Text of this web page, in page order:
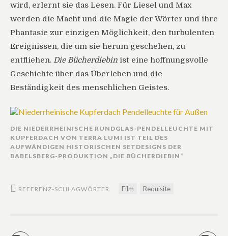
wird, erlernt sie das Lesen. Für Liesel und Max
werden die Macht und die Magie der Wörter und ihre
Phantasie zur einzigen Möglichkeit, den turbulenten
Ereignissen, die um sie herum geschehen, zu
entfliehen. Die Bücherdiebin ist eine hoffnungsvolle
Geschichte über das Überleben und die
Beständigkeit des menschlichen Geistes.
DIE NIEDERRHEINISCHE RUNDGLAS-PENDELLEUCHTE MIT
KUPFERDACH VON TERRA LUMI IST TEIL DES
AUFWÄNDIGEN HISTORISCHEN SETDESIGNS DER
BABELSBERG-PRODUKTION „DIE BÜCHERDIEBIN“
REFERENZ-SCHLAGWÖRTER Film Requisite